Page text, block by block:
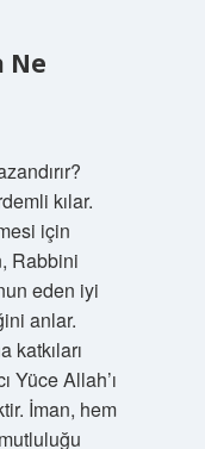
Ne
kılar.
için
Rabbini
eden iyi
anlar.
katkıları
Yüce Allah’ı
İman, hem